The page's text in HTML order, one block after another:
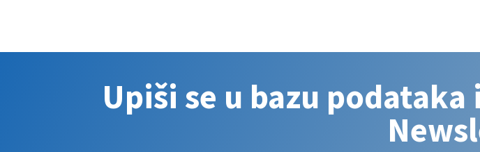
Upiši se u bazu